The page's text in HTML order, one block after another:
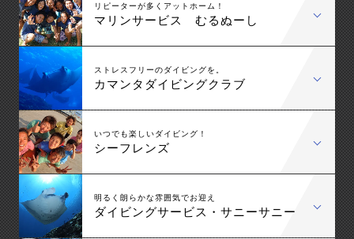
リピーターが多くアットホーム！
マリンサービス むるぬーし
ストレスフリーのダイビングを。
カマンタダイビングクラブ
いつでも楽しいダイビング！
シーフレンズ
明るく朗らかな雰囲気でお迎え
ダイビングサービス・サニーサニー